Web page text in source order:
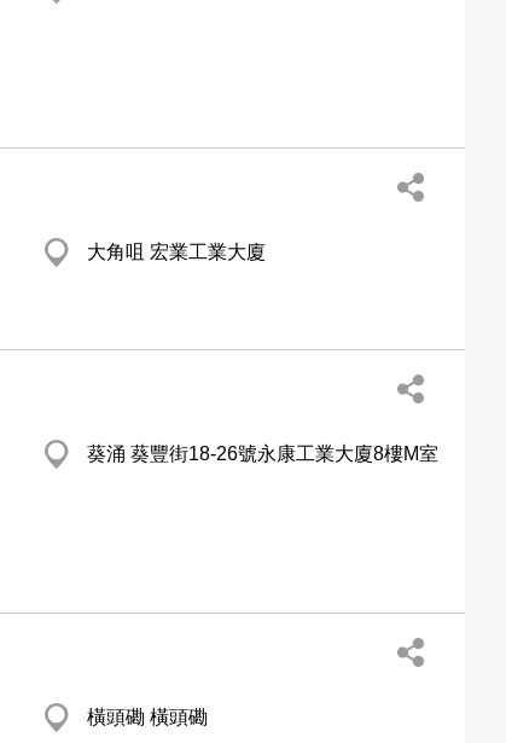
大角咀 宏業工業大廈
葵涌 葵豐街18-26號永康工業大廈8樓M室
橫頭磡 橫頭磡